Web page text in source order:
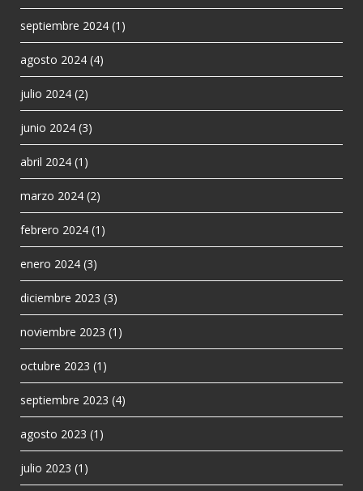
septiembre 2024 (1)
agosto 2024 (4)
julio 2024 (2)
junio 2024 (3)
abril 2024 (1)
marzo 2024 (2)
febrero 2024 (1)
enero 2024 (3)
diciembre 2023 (3)
noviembre 2023 (1)
octubre 2023 (1)
septiembre 2023 (4)
agosto 2023 (1)
julio 2023 (1)